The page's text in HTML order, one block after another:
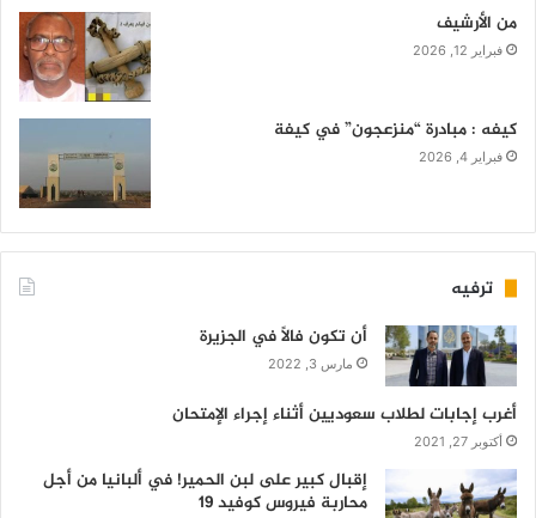
من الأرشيف
فبراير 12, 2026
كيفه : مبادرة “منزعجون” في كيفة
فبراير 4, 2026
ترفيه
أن تكون فالاً في الجزيرة
مارس 3, 2022
أغرب إجابات لطلاب سعوديين أثناء إجراء الإمتحان
أكتوبر 27, 2021
إقبال كبير على لبن الحمير! في ألبانيا من أجل
محاربة فيروس كوفيد 19